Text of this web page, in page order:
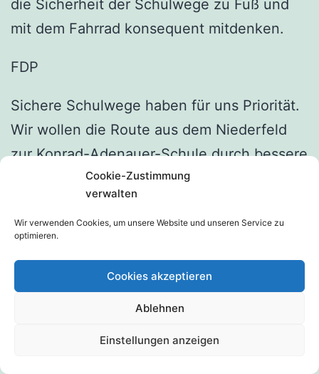
Cookie-Zustimmung
verwalten
Wir verwenden Cookies, um unsere Website und unseren Service zu
optimieren.
Cookies akzeptieren
Ablehnen
Einstellungen anzeigen
die Sicherheit der Schulwege zu Fuß und
mit dem Fahrrad konsequent mitdenken.
FDP
Sichere Schulwege haben für uns Priorität.
Wir wollen die Route aus dem Niederfeld
zur Konrad-Adenauer-Schule durch bessere
Querungsmöglichkeiten, klar markierte Fuß-
und Radwege, Tempo-30-Regelungen an
sensiblen Stellen sowie moderne
machen. Die bekannte Engstelle rund um
wollen wir im Zuge der Jahnsportplatz-